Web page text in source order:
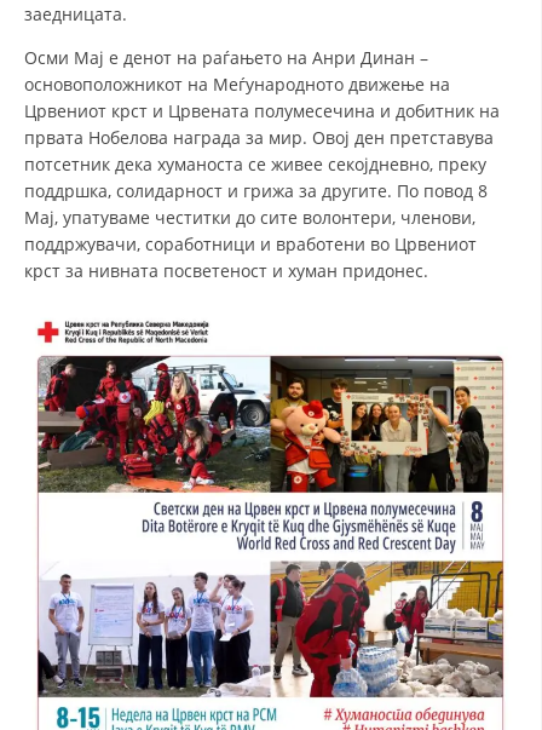
ПОСТЕРИ
ПРЕЗЕНТАЦИИ
заедницата.
Осми Мај е денот на раѓањето на Анри Динан –
основоположникот на Меѓународното движење на
Црвениот крст и Црвената полумесечина и добитник на
првата Нобелова награда за мир. Овој ден претставува
потсетник дека хуманоста се живее секојдневно, преку
поддршка, солидарност и грижа за другите. По повод 8
Мај, упатуваме честитки до сите волонтери, членови,
поддржувачи, соработници и вработени во Црвениот
крст за нивната посветеност и хуман придонес.